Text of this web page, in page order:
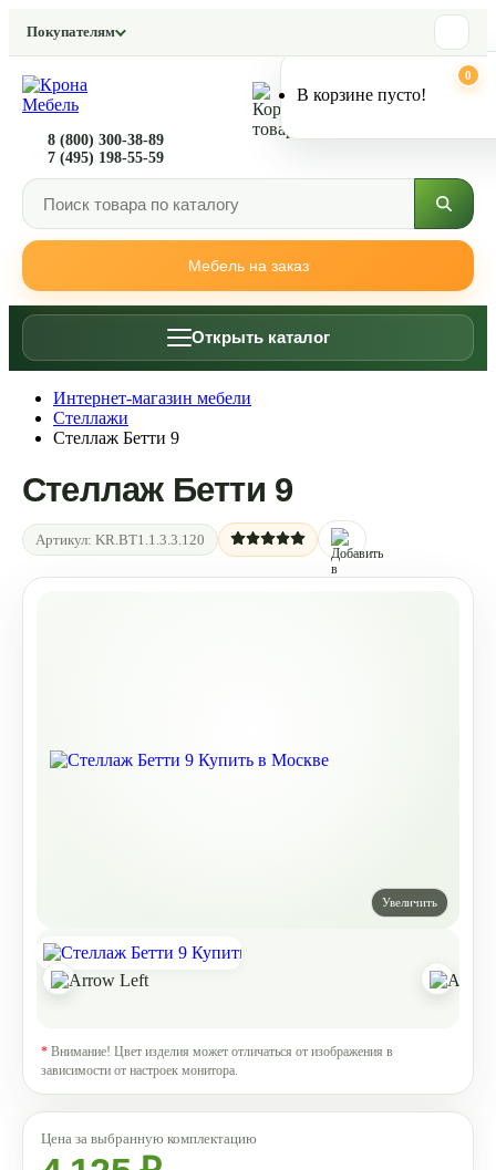
Покупателям
Мебель на заказ
8 (800) 300-38-89
7 (495) 198-55-59
0
В корзине пусто!
Открыть каталог
Интернет-магазин мебели
Стеллажи
Стеллаж Бетти 9
Стеллаж Бетти 9
Артикул: KR.BT1.1.3.3.120
* Внимание! Цвет изделия может отличаться от изображения в
зависимости от настроек монитора.